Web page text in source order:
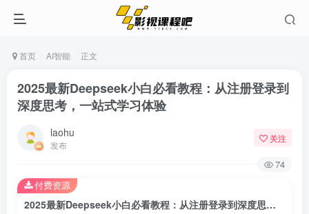
首页 AI智能 正文
2025最新Deepseek小白必看教程：从注册登录到
深度思考，一站式学习体验
laohu
发布
关注
74
2025最新Deepseek小白必看教程：从注册登录到深度思考，一站式学习体验
付费资源